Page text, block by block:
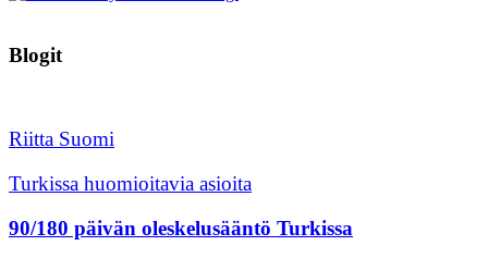
Blogit
Riitta Suomi
Turkissa huomioitavia asioita
90/180 päivän oleskelusääntö Turkissa